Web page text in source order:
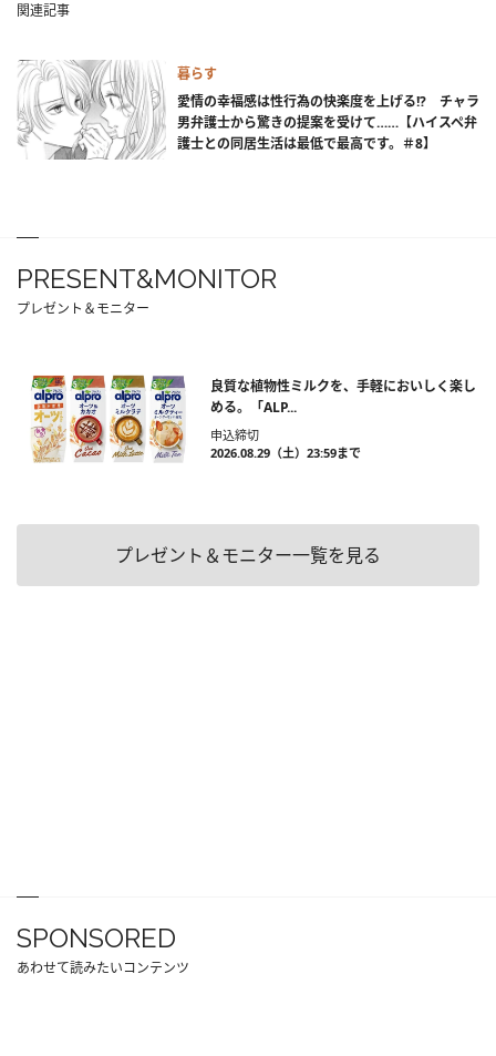
関連記事
暮らす
愛情の幸福感は性行為の快楽度を上げる!? チャラ
男弁護士から驚きの提案を受けて……【ハイスペ弁
護士との同居生活は最低で最高です。＃8】
PRESENT&MONITOR
プレゼント＆モニター
良質な植物性ミルクを、手軽においしく楽し
める。「ALP...
申込締切
2026.08.29（土）23:59まで
プレゼント＆モニター一覧を見る
SPONSORED
あわせて読みたいコンテンツ